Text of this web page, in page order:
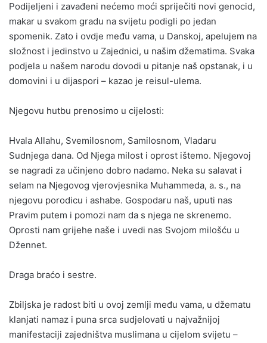
Podijeljeni i zavađeni nećemo moći spriječiti novi genocid,
makar u svakom gradu na svijetu podigli po jedan
spomenik. Zato i ovdje među vama, u Danskoj, apelujem na
složnost i jedinstvo u Zajednici, u našim džematima. Svaka
podjela u našem narodu dovodi u pitanje naš opstanak, i u
domovini i u dijaspori – kazao je reisul-ulema.
Njegovu hutbu prenosimo u cijelosti:
Hvala Allahu, Svemilosnom, Samilosnom, Vladaru
Sudnjega dana. Od Njega milost i oprost ištemo. Njegovoj
se nagradi za učinjeno dobro nadamo. Neka su salavat i
selam na Njegovog vjerovjesnika Muhammeda, a. s., na
njegovu porodicu i ashabe. Gospodaru naš, uputi nas
Pravim putem i pomozi nam da s njega ne skrenemo.
Oprosti nam grijehe naše i uvedi nas Svojom milošću u
Džennet.
Draga braćo i sestre.
Zbiljska je radost biti u ovoj zemlji među vama, u džematu
klanjati namaz i puna srca sudjelovati u najvažnijoj
manifestaciji zajedništva muslimana u cijelom svijetu –